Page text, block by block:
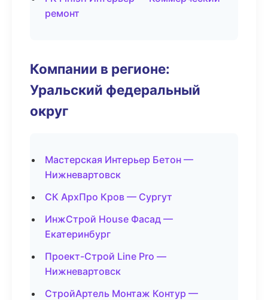
ремонт
Компании в регионе:
Уральский федеральный
округ
Мастерская Интерьер Бетон —
Нижневартовск
СК АрхПро Кров — Сургут
ИнжСтрой House Фасад —
Екатеринбург
Проект-Строй Line Pro —
Нижневартовск
СтройАртель Монтаж Контур —